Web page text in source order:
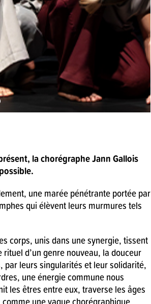
ensemble.
la chorégraphe Jann Gallois
une marée pénétrante portée par
qui élèvent leurs murmures tels
corps, unis dans une synergie, tissent
d’un genre nouveau, la douceur
par leurs singularités et leur solidarité,
une énergie commune nous
les êtres entre eux, traverse les âges
une vague chorégraphique